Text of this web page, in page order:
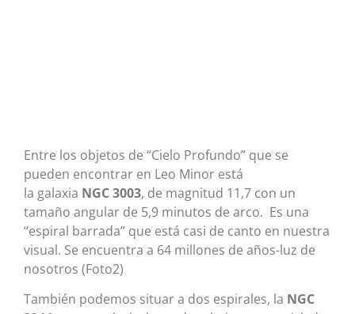
Entre los objetos de “Cielo Profundo” que se
pueden encontrar en Leo Minor está
la galaxia NGC 3003, de magnitud 11,7 con un
tamaño angular de 5,9 minutos de arco. Es una
“espiral barrada” que está casi de canto en nuestra
visual. Se encuentra a 64 millones de años-luz de
nosotros (Foto2)
También podemos situar a dos espirales, la NGC